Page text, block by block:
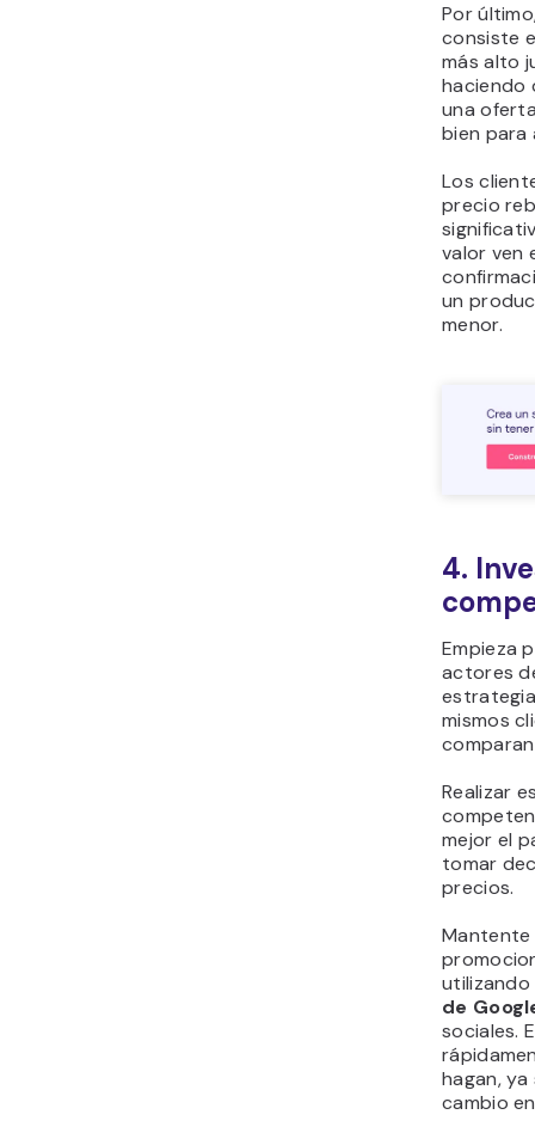
Por
consiste
más alto
haciendo
una
bien para
Los
precio
valor ven
un
menor.
4.
Empieza
actores
mismos
Realizar
mejor el
tomar
precios.
Mantente
utilizando
de
sociales.
hagan,
cambio